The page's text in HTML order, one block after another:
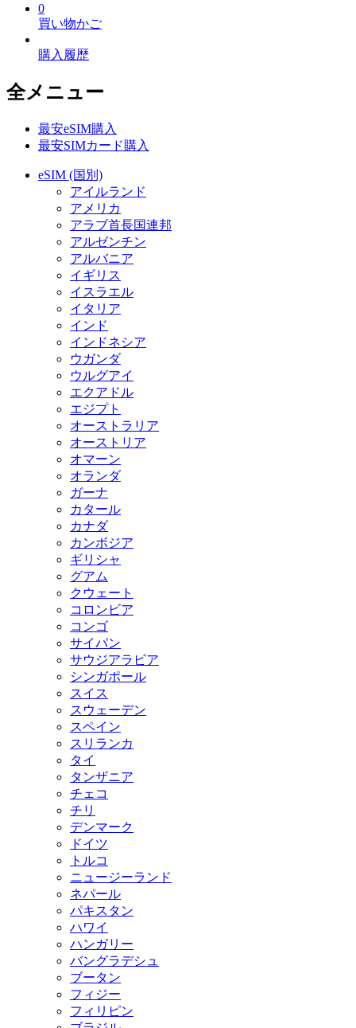
0
買い物かご
購入履歴
全メニュー
最安eSIM購入
最安SIMカード購入
eSIM (国別)
アイルランド
アメリカ
アラブ首長国連邦
アルゼンチン
アルバニア
イギリス
イスラエル
イタリア
インド
インドネシア
ウガンダ
ウルグアイ
エクアドル
エジプト
オーストラリア
オーストリア
オマーン
オランダ
ガーナ
カタール
カナダ
カンボジア
ギリシャ
グアム
クウェート
コロンビア
コンゴ
サイパン
サウジアラビア
シンガポール
スイス
スウェーデン
スペイン
スリランカ
タイ
タンザニア
チェコ
チリ
デンマーク
ドイツ
トルコ
ニュージーランド
ネパール
パキスタン
ハワイ
ハンガリー
バングラデシュ
ブータン
フィジー
フィリピン